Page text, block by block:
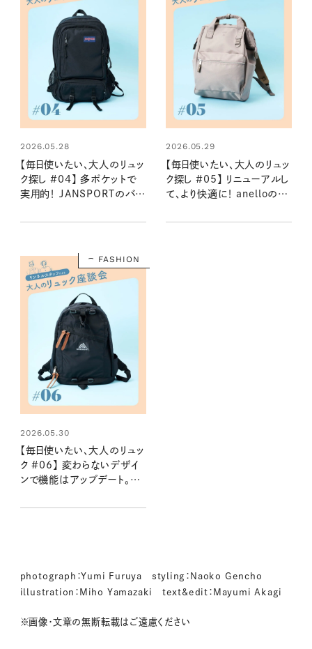
2026.05.28
【毎日使いたい、大人のリュッ
ク探し #04】 多ポケットで
実用的！ JANSPORTのバッ
2026.05.29
【毎日使いたい、大人のリュッ
ク探し #05】 リニューアルし
て、より快適に！ anelloの口
FASHION
2026.05.30
【毎日使いたい、大人のリュッ
ク #06】 変わらないデザイ
ンで機能はアップデート。
2026夏
photograph：Yumi Furuya styling：Naoko Gencho
illustration：Miho Yamazaki text&edit：Mayumi Akagi
※画像・文章の無断転載はご遠慮ください